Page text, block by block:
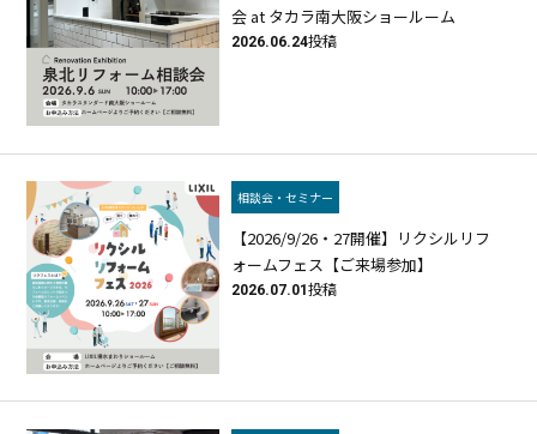
会 at タカラ南大阪ショールーム
2026.06.24投稿
相談会・セミナー
【2026/9/26・27開催】リクシルリフ
ォームフェス【ご来場参加】
2026.07.01投稿